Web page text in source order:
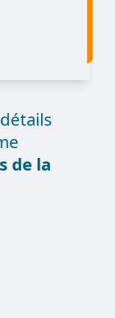
de la